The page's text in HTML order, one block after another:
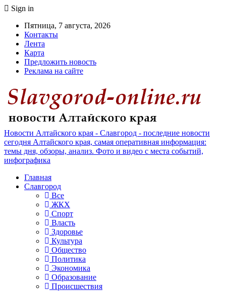
Sign in
Пятница, 7 августа, 2026
Контакты
Лента
Карта
Предложить новость
Реклама на сайте
Новости Алтайского края - Славгород - последние новости
сегодня Алтайского края, самая оперативная информация:
темы дня, обзоры, анализ. Фото и видео с места событий,
инфографика
Главная
Славгород
Все
ЖКХ
Спорт
Власть
Здоровье
Культура
Общество
Политика
Экономика
Образование
Происшествия